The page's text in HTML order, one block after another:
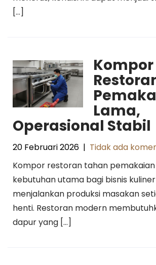
[…]
Kompor
Lama,
Operasional Stabil
20 Februari 2026 | Tidak ada
Kompor restoran tahan
kebutuhan utama bagi bisnis
menjalankan produksi masakan
henti. Restoran modern
dapur yang […]